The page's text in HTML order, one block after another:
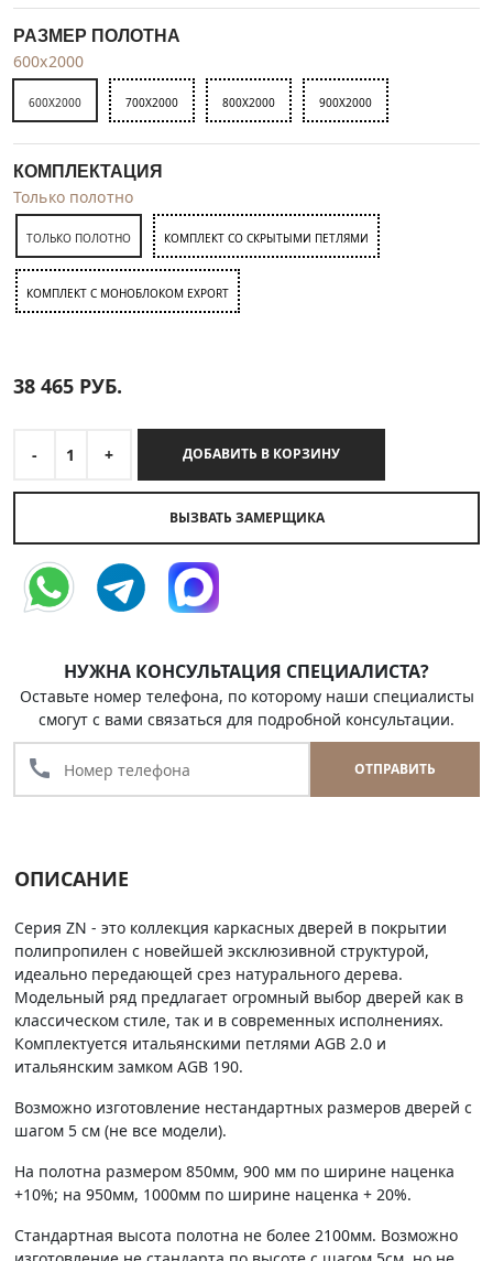
РАЗМЕР ПОЛОТНА
600x2000
600X2000 700X2000 800X2000 900X2000
КОМПЛЕКТАЦИЯ
Только полотно
ТОЛЬКО ПОЛОТНО КОМПЛЕКТ СО СКРЫТЫМИ ПЕТЛЯМИ
КОМПЛЕКТ C МОНОБЛОКОМ EXPORT
38 465 РУБ.
- 1 + ДОБАВИТЬ В КОРЗИНУ
ВЫЗВАТЬ ЗАМЕРЩИКА
НУЖНА КОНСУЛЬТАЦИЯ СПЕЦИАЛИСТА?
Оставьте номер телефона, по которому наши специалисты
смогут с вами связаться для подробной консультации.
call ОТПРАВИТЬ
ОПИСАНИЕ
Серия ZN - это коллекция каркасных дверей в покрытии
полипропилен с новейшей эксклюзивной структурой,
идеально передающей срез натурального дерева.
Модельный ряд предлагает огромный выбор дверей как в
классическом стиле, так и в современных исполнениях.
Комплектуется итальянскими петлями AGB 2.0 и
итальянским замком AGB 190.
Возможно изготовление нестандартных размеров дверей с
шагом 5 см (не все модели).
На полотна размером 850мм, 900 мм по ширине наценка
+10%; на 950мм, 1000мм по ширине наценка + 20%.
Стандартная высота полотна не более 2100мм. Возможно